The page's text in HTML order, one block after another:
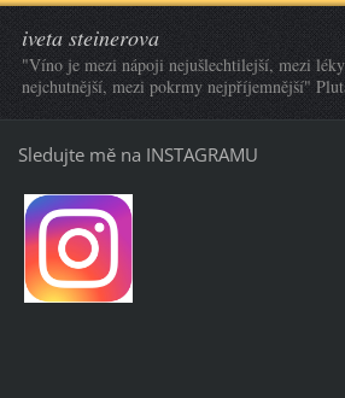
iveta steinerova
"Víno je mezi nápoji nejušlechtilejší, mezi léky
nejchutnější, mezi pokrmy nejpříjemnější"
Sledujte mě na INSTAGRAMU